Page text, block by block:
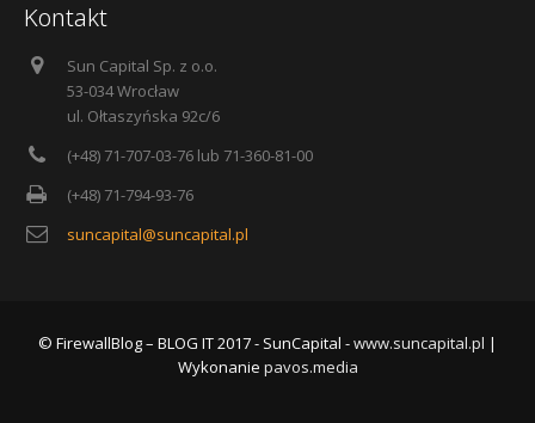
Kontakt
Sun Capital Sp. z o.o.
53-034 Wrocław
ul. Ołtaszyńska 92c/6
(+48) 71-707-03-76 lub 71-360-81-00
(+48) 71-794-93-76
suncapital@suncapital.pl
© FirewallBlog – BLOG IT 2017 - SunCapital -www.suncapital.pl |
Wykonanie pavos.media